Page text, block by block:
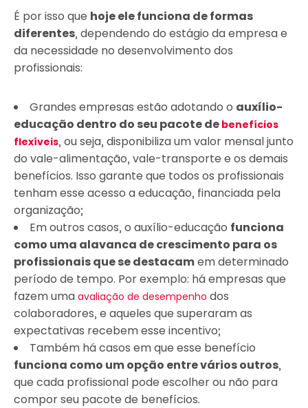
É por isso que hoje ele funciona de formas
diferentes, dependendo do estágio da empresa e
da necessidade no desenvolvimento dos
profissionais:
Grandes empresas estão adotando o auxílio-
educação dentro do seu pacote de benefícios
flexíveis, ou seja, disponibiliza um valor mensal junto
do vale-alimentação, vale-transporte e os demais
benefícios. Isso garante que todos os profissionais
tenham esse acesso a educação, financiada pela
organização;
Em outros casos, o auxílio-educação funciona
como uma alavanca de crescimento para os
profissionais que se destacamem determinado
período de tempo. Por exemplo: há empresas que
fazem uma avaliação de desempenho dos
colaboradores, e aqueles que superaram as
expectativas recebem esse incentivo;
Também há casos em que esse benefício
funciona como um opção entre vários outros,
que cada profissional pode escolher ou não para
compor seu pacote de benefícios.